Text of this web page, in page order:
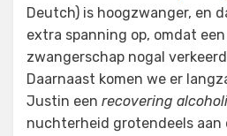
Deutch) is hoogzwanger, en
extra spanning op, omdat
zwangerschap nogal
Daarnaast komen we er
Justin een recovering
nuchterheid grotendeels aan